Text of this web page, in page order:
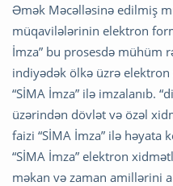
Əmək Məcəlləsinə edilmiş
müqavilələrinin elektron
İmza” bu prosesdə mühüm
indiyədək ölkə üzrə
“SİMA İmza” ilə imzalanıb.
üzərindən dövlət və özəl
faizi “SİMA İmza” ilə həyata
“SİMA İmza” elektron
məkan və zaman amillərini